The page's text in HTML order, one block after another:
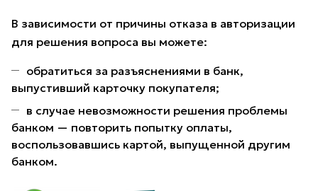
В зависимости от причины отказа в авторизации
для решения вопроса вы можете:
обратиться за разъяснениями в банк,
выпустивший карточку покупателя;
в случае невозможности решения проблемы
банком — повторить попытку оплаты,
воспользовавшись картой, выпущенной другим
банком.